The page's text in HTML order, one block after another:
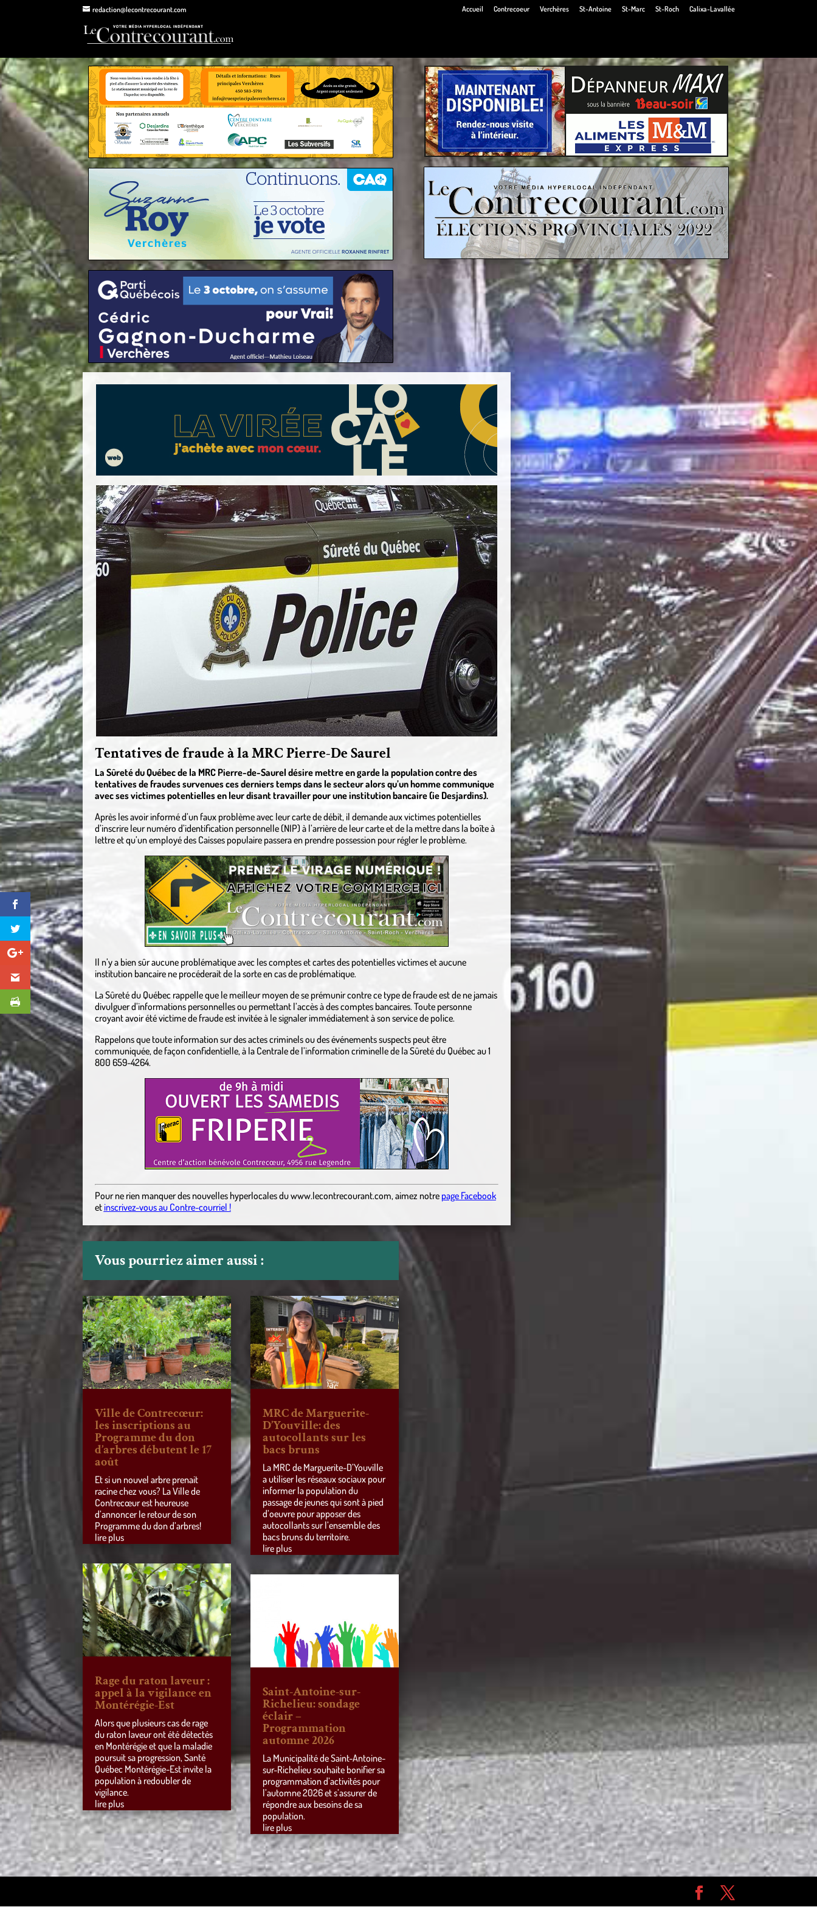
redaction@lecontrecourant.com Accueil Contrecoeur Verchères St-Antoine St-Marc St-Roch Calixa-Lavallée
Tentatives de fraude à la MRC Pierre-De Saurel
La Sûreté du Québec de la MRC Pierre-de-Saurel désire mettre en garde la population contre des
tentatives de fraudes survenues ces derniers temps dans le secteur alors qu’un homme communique
avec ses victimes potentielles en leur disant travailler pour une institution bancaire (ie Desjardins).
Après les avoir informé d’un faux problème avec leur carte de débit, il demande aux victimes potentielles
d’inscrire leur numéro d’identification personnelle (NIP) à l’arrière de leur carte et de la mettre dans la boîte à
lettre et qu’un employé des Caisses populaire passera en prendre possession pour régler le problème.
Il n’y a bien sûr aucune problématique avec les comptes et cartes des potentielles victimes et aucune
institution bancaire ne procéderait de la sorte en cas de problématique.
La Sûreté du Québec rappelle que le meilleur moyen de se prémunir contre ce type de fraude est de ne jamais
divulguer d’informations personnelles ou permettant l’accès à des comptes bancaires. Toute personne
croyant avoir été victime de fraude est invitée à le signaler immédiatement à son service de police.
Rappelons que toute information sur des actes criminels ou des événements suspects peut être
communiquée, de façon confidentielle, à la Centrale de l’information criminelle de la Sûreté du Québec au 1
800 659-4264.
Pour ne rien manquer des nouvelles hyperlocalesduwww.lecontrecourant.com,aimez notre page Facebook
etinscrivez-vous au Contre-courriel !
Vous pourriez aimer aussi :
Ville de Contrecœur:
les inscriptions au
Programme du don
d’arbres débutent le 17
août
Et si un nouvel arbre prenait
racine chez vous? La Ville de
Contrecœur est heureuse
d’annoncer le retour de son
Programme du don d’arbres!
lire plus
Rage du raton laveur :
appel à la vigilance en
Montérégie-Est
Alors que plusieurs cas de rage
du raton laveur ont été détectés
en Montérégie et que la maladie
poursuit sa progression, Santé
Québec Montérégie-Est invite la
population à redoubler de
vigilance.
lire plus
MRC de Marguerite-
D’Youville: des
autocollants sur les
bacs bruns
La MRC de Marguerite-D’Youville
a utiliser les réseaux sociaux pour
informer la population du
passage de jeunes qui sont à pied
d’oeuvre pour apposer des
autocollants sur l’ensemble des
bacs bruns du territoire.
lire plus
Saint-Antoine-sur-
Richelieu: sondage
éclair –
Programmation
automne 2026
La Municipalité de Saint-Antoine-
sur-Richelieu souhaite bonifier sa
programmation d’activités pour
l’automne 2026 et s’assurer de
répondre aux besoins de sa
population.
lire plus